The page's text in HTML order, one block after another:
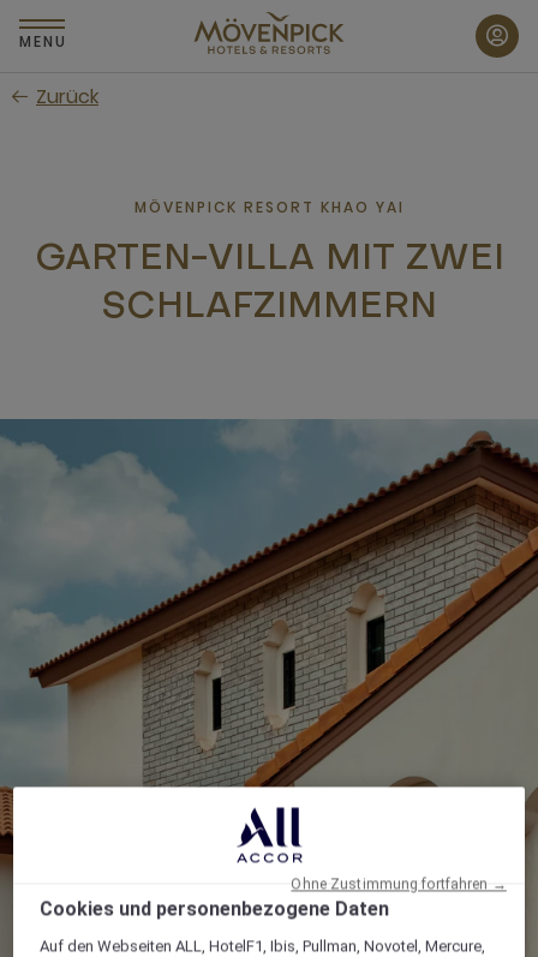
Zum
Hauptinhalt
MENU
Zurück
MÖVENPICK RESORT KHAO YAI
GARTEN-VILLA MIT ZWEI
SCHLAFZIMMERN
Cookies und personenbezogene Daten
Auf den Webseiten ALL, HotelF1, Ibis, Pullman, Novotel, Mercure,
Ohne Zustimmung fortfahren →